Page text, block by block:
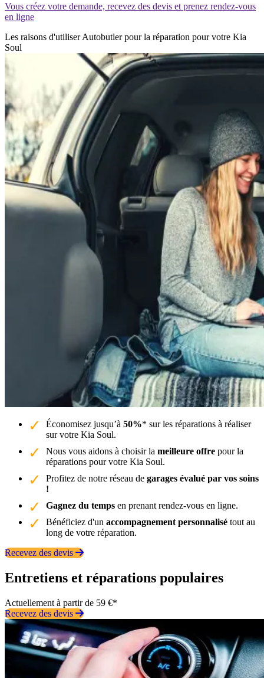
Vous créez votre demande, recevez des devis et prenez rendez-vous
en ligne
Les raisons d'utiliser Autobutler pour la réparation pour votre Kia
Soul
Économisez jusqu’à 50%* sur les réparations à réaliser
sur votre Kia Soul.
Nous vous aidons à choisir la meilleure offre pour la
réparations pour votre Kia Soul.
Profitez de notre réseau de garages évalué par vos soins
!
Gagnez du temps en prenant rendez-vous en ligne.
Bénéficiez d'un accompagnement personnalisé tout au
long de votre réparation.
Recevez des devis
Entretiens et réparations populaires
Actuellement à partir de 59 €*
Recevez des devis